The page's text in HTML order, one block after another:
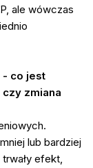
ale wówczas
- co jest
zmiana
lub bardziej
efekt,